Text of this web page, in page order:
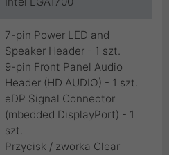
7-pin Power LED and
Speaker Header - 1 szt.
9-pin Front Panel Audio
Header (HD AUDIO) - 1 szt.
eDP Signal Connector
(mbedded DisplayPort) - 1
szt.
Przycisk / zworka Clear